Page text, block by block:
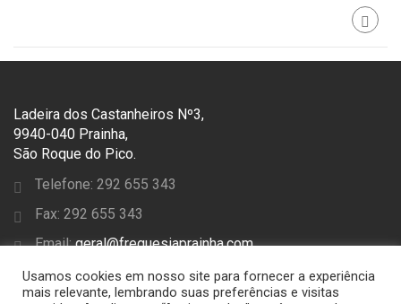
Ladeira dos Castanheiros Nº3,
9940-040 Prainha,
São Roque do Pico.
Telefone: 292 655 343
Fax: 292 655 343
Email:geral@freguesiaprainha.com
SEGUE-NOS
Usamos cookies em nosso site para fornecer a experiência
mais relevante, lembrando suas preferências e visitas